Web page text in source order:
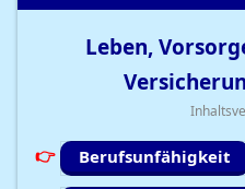
Leben,
Berufsunfähigkeit